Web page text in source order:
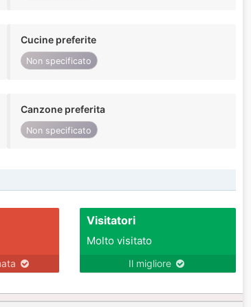
Cucine preferite
Non specificato
Canzone preferita
Non specificato
Visitatori
Molto visitato
Il migliore